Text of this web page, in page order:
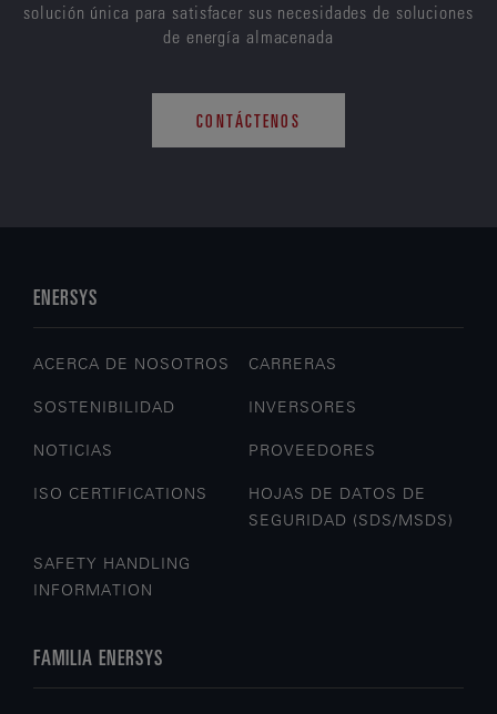
solución única para satisfacer sus necesidades de soluciones
de energía almacenada
CONTÁCTENOS
ENERSYS
ACERCA DE NOSOTROS CARRERAS
SOSTENIBILIDAD INVERSORES
NOTICIAS PROVEEDORES
ISO CERTIFICATIONS
HOJAS DE DATOS DE
SEGURIDAD (SDS/MSDS)
SAFETY HANDLING
INFORMATION
FAMILIA ENERSYS